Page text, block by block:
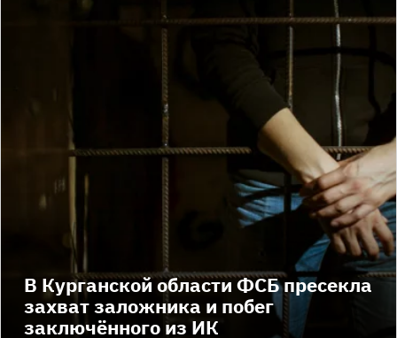
В Курганской области ФСБ пресекла
захват заложника и побег
заключённого из ИК